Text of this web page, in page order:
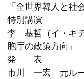
「全世界韓人と社
特別講演
李 基哲（イ・キ
胞庁の政策方向」
発 表
市川 一宏 元ルー